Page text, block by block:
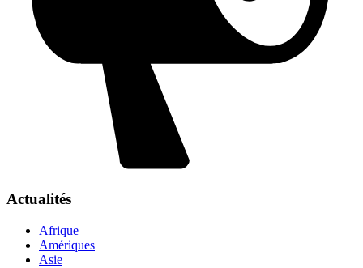
Actualités
Afrique
Amériques
Asie